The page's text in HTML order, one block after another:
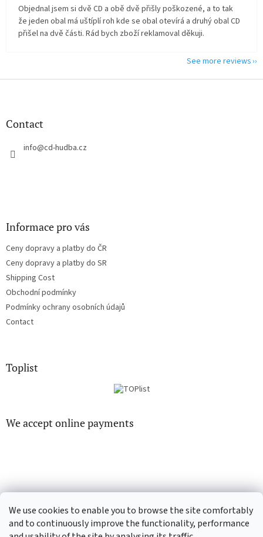
We use cookies to enable you to browse the site comfortably
and to continuously improve the functionality, performance
Objednal jsem si dvě CD a obě dvě přišly poškozené, a to tak
že jeden obal má uštíplí roh kde se obal otevírá a druhý obal CD
přišel na dvě části. Rád bych zboží reklamoval děkuji.
See more reviews
F
Contact
info@cd-hudba.cz
Informace pro vás
Ceny dopravy a platby do ČR
Ceny dopravy a platby do SR
Shipping Cost
Obchodní podmínky
Podmínky ochrany osobních údajů
Contact
Toplist
We accept online payments